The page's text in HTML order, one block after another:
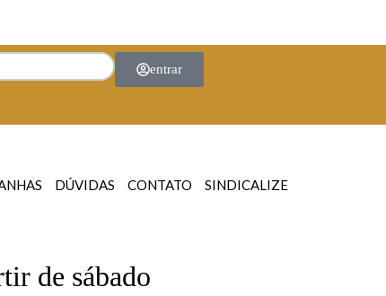
entrar
DÚVIDAS CONTATO SINDICALIZE
de sábado